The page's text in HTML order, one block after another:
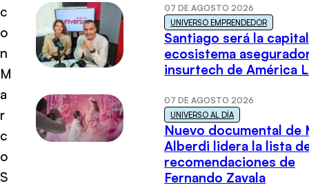
c
o
n
M
a
r
c
o
S
07 DE AGOSTO 2026
UNIVERSO EMPRENDEDOR
Santiago será la
ecosistema
insurtech de América
07 DE AGOSTO 2026
UNIVERSO AL DÍA
Nuevo documental de
Alberdi lidera la lista
recomendaciones de
Fernando Zavala